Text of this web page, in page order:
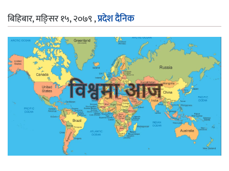
बिहिबार, मङि्सर १५, २०७९,प्रदेश दैनिक